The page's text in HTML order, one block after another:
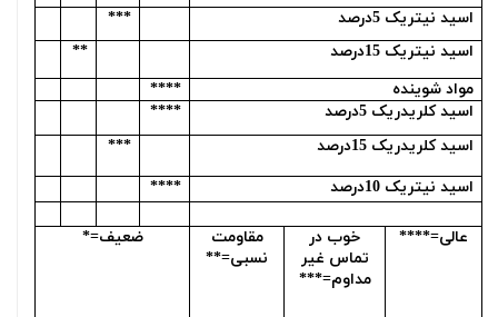
اسید نیتریک 5درصد
***
اسید نیتریک 15درصد
**
مواد شوینده
****
اسید کلریدریک 5درصد
****
اسید کلریدریک 15درصد
***
اسید نیتریک 10درصد
****
عالی=****
خوب در
تماس غیر
مداوم=***
مقاومت
نسبی=**
ضعیف=*